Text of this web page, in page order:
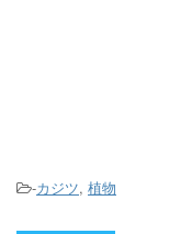
-カジツ, 植物